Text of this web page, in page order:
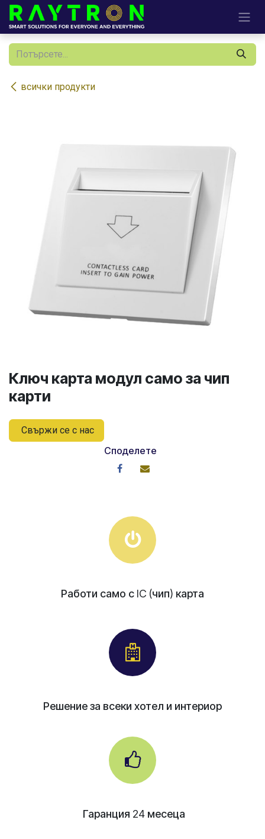
Преминете към съдържание
всички продукти
Ключ карта модул само за чип
карти
Свържи се с нас
Споделете
Работи само с IC (чип) карта
Решение за всеки хотел и интериор
Гаранция 24месеца